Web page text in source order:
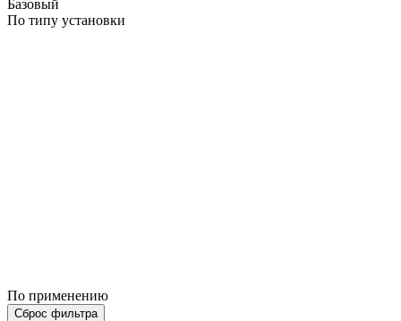
Базовый
По типу установки
По применению
Сброс фильтра